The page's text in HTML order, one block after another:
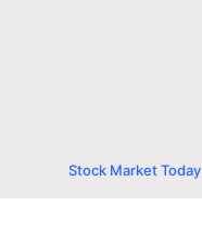
Stock Market Today